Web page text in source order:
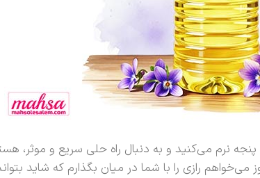
نرم می‌کنید و به دنبال راه حلی سریع و موثر،
رازی را با شما در میان بگذارم که شاید